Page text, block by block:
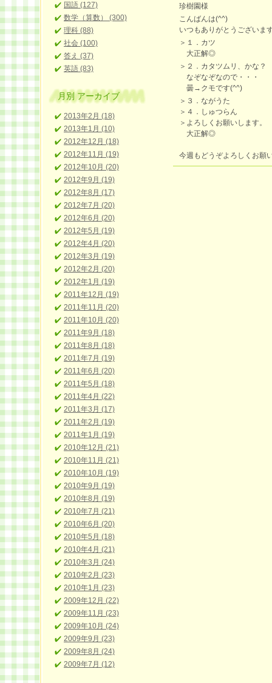
珍樹園様
こんばんは(^^)
いつもありがとうございま
＞１．カツ
大正解◎
＞２．カタツムリ、かな？
なぞなぞなので・・・
曇→クモです(^^)
＞３．ながうた
＞４．しゅつらん
＞よろしくお願いします。
大正解◎
今週もどうぞよろしくお願
国語 (127)
数学（算数） (300)
理科 (88)
社会 (100)
答え (37)
英語 (83)
月別アーカイブ
2013年2月 (18)
2013年1月 (10)
2012年12月 (18)
2012年11月 (19)
2012年10月 (20)
2012年9月 (19)
2012年8月 (17)
2012年7月 (20)
2012年6月 (20)
2012年5月 (19)
2012年4月 (20)
2012年3月 (19)
2012年2月 (20)
2012年1月 (19)
2011年12月 (19)
2011年11月 (20)
2011年10月 (20)
2011年9月 (18)
2011年8月 (18)
2011年7月 (19)
2011年6月 (20)
2011年5月 (18)
2011年4月 (22)
2011年3月 (17)
2011年2月 (19)
2011年1月 (19)
2010年12月 (21)
2010年11月 (21)
2010年10月 (19)
2010年9月 (19)
2010年8月 (19)
2010年7月 (21)
2010年6月 (20)
2010年5月 (18)
2010年4月 (21)
2010年3月 (24)
2010年2月 (23)
2010年1月 (23)
2009年12月 (22)
2009年11月 (23)
2009年10月 (24)
2009年9月 (23)
2009年8月 (24)
2009年7月 (12)